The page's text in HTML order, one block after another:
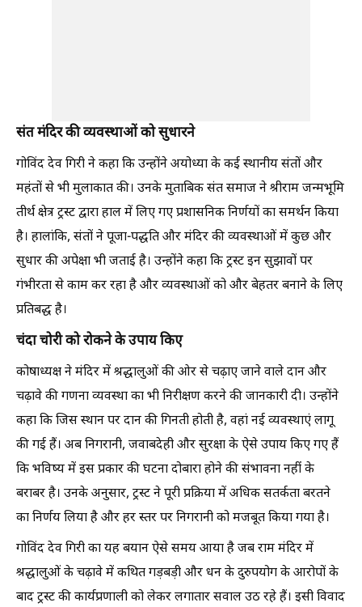
संत मंदिर की व्यवस्थाओं को सुधारने
गोविंद देव गिरी ने कहा कि उन्होंने अयोध्या के कई स्थानीय संतों और
महंतों से भी मुलाकात की। उनके मुताबिक संत समाज ने श्रीराम जन्मभूमि
तीर्थ क्षेत्र ट्रस्ट द्वारा हाल में लिए गए प्रशासनिक निर्णयों का समर्थन किया
है। हालांकि, संतों ने पूजा-पद्धति और मंदिर की व्यवस्थाओं में कुछ और
सुधार की अपेक्षा भी जताई है। उन्होंने कहा कि ट्रस्ट इन सुझावों पर
गंभीरता से काम कर रहा है और व्यवस्थाओं को और बेहतर बनाने के लिए
प्रतिबद्ध है।
चंदा चोरी को रोकने के उपाय किए
कोषाध्यक्ष ने मंदिर में श्रद्धालुओं की ओर से चढ़ाए जाने वाले दान और
चढ़ावे की गणना व्यवस्था का भी निरीक्षण करने की जानकारी दी। उन्होंने
कहा कि जिस स्थान पर दान की गिनती होती है, वहां नई व्यवस्थाएं लागू
की गई हैं। अब निगरानी, जवाबदेही और सुरक्षा के ऐसे उपाय किए गए हैं
कि भविष्य में इस प्रकार की घटना दोबारा होने की संभावना नहीं के
बराबर है। उनके अनुसार, ट्रस्ट ने पूरी प्रक्रिया में अधिक सतर्कता बरतने
का निर्णय लिया है और हर स्तर पर निगरानी को मजबूत किया गया है।
गोविंद देव गिरी का यह बयान ऐसे समय आया है जब राम मंदिर में
श्रद्धालुओं के चढ़ावे में कथित गड़बड़ी और धन के दुरुपयोग के आरोपों के
बाद ट्रस्ट की कार्यप्रणाली को लेकर लगातार सवाल उठ रहे हैं। इसी विवाद